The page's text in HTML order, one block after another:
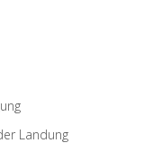
Landung